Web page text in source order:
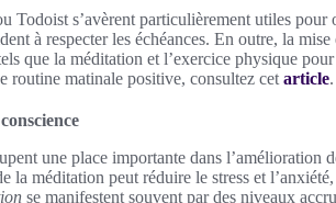
Todoist s’avèrent particulièrement utiles pour
à respecter les échéances. En outre, la
que la méditation et l’exercice physique
routine matinale positive, consultez cet article.
une place importante dans l’amélioration
la méditation peut réduire le stress et
se manifestent souvent par des niveaux